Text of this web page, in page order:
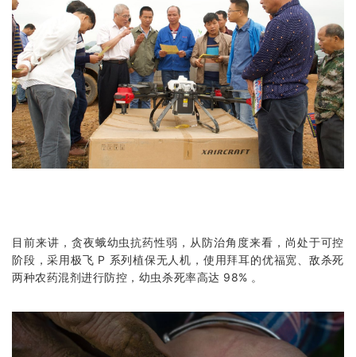
目前来讲，贪夜蛾幼虫抗药性弱，从防治角度来看，尚处于可控
阶段，采用极飞 P 系列植保无人机，使用拜耳的优福宽、敌杀死
两种农药混剂进行防控，幼虫杀死率高达 98% 。